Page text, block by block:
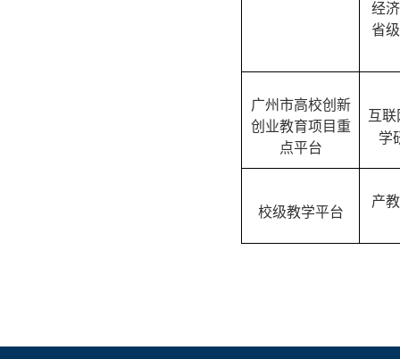
经
省
广州市高校创新
创业教育项目重
点平台
互联
学
校级教学平台
产